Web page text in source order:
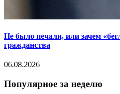
Не было печали, или зачем
гражданства
06.08.2026
Популярное за неделю